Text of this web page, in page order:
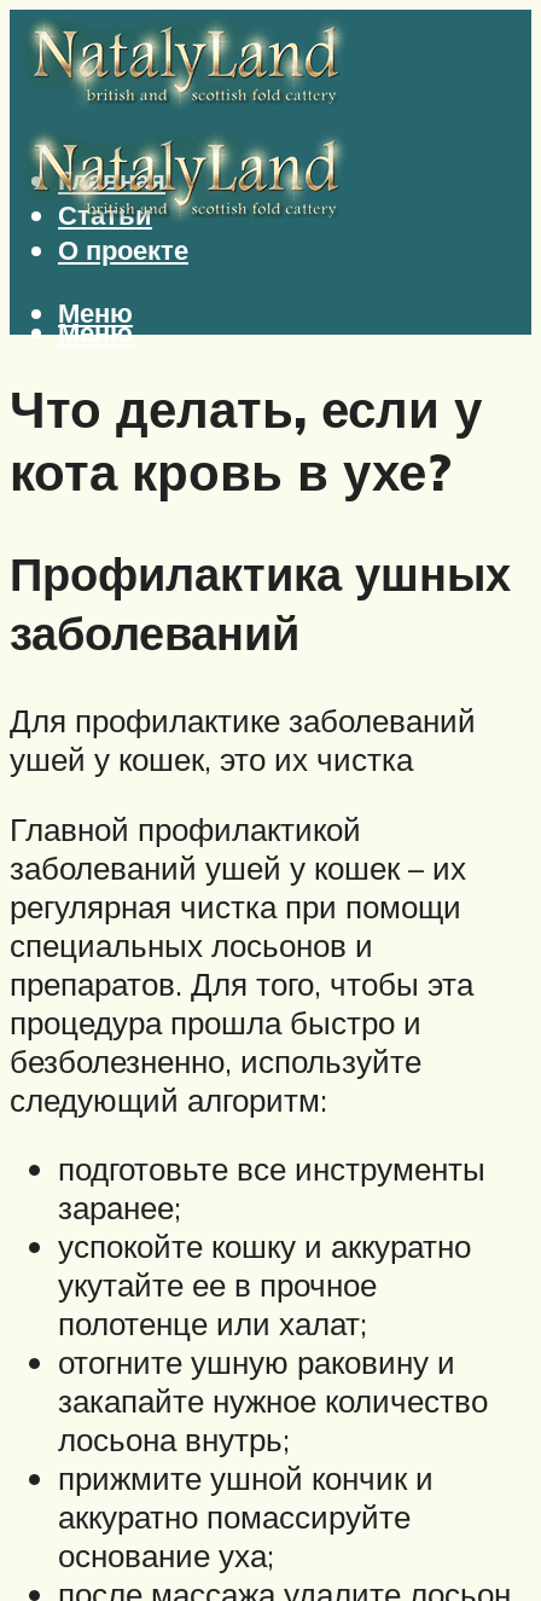
Главная
Статьи
О проекте
Меню
Меню
Что делать, если у
кота кровь в ухе?
Профилактика ушных
заболеваний
Для профилактике заболеваний
ушей у кошек, это их чистка
Главной профилактикой
заболеваний ушей у кошек – их
регулярная чистка при помощи
специальных лосьонов и
препаратов. Для того, чтобы эта
процедура прошла быстро и
безболезненно, используйте
следующий алгоритм:
подготовьте все инструменты
заранее;
успокойте кошку и аккуратно
укутайте ее в прочное
полотенце или халат;
отогните ушную раковину и
закапайте нужное количество
лосьона внутрь;
прижмите ушной кончик и
аккуратно помассируйте
основание уха;